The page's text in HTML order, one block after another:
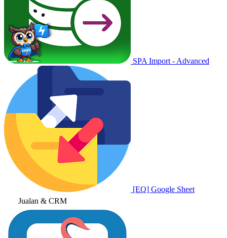
SPA Import - Advanced
[EQ] Google Sheet
Jualan & CRM